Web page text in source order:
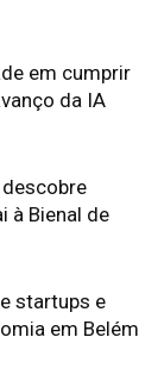
em cumprir
da IA
à Bienal de
startups e
em Belém